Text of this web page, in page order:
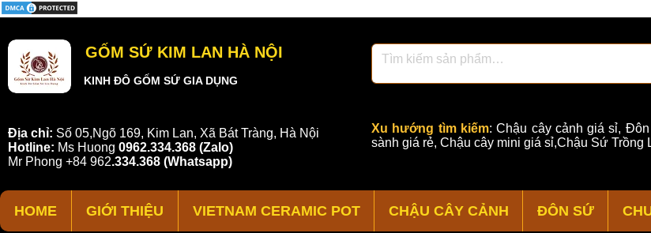
Xu hướng tìm kiếm:Chậu cây cảnh giá sỉ,
sành giá rẻ, Chậu cây mini giá sỉ,Chậu Sứ Trồng
Địa chỉ: Số 05,Ngõ 169, Kim Lan, Xã Bát Tràng, Hà Nội
Hotline: Ms Huong 0962.334.368 (Zalo)
Mr Phong +84 962.334.368 (Whatsapp)
KINH ĐÔ GỐM SỨ GIA DỤNG
GỐM SỨ KIM LAN HÀ NỘI
HOME GIỚI THIỆU VIETNAM CERAMIC POT CHẬU CÂY CẢNH ĐÔN SỨ